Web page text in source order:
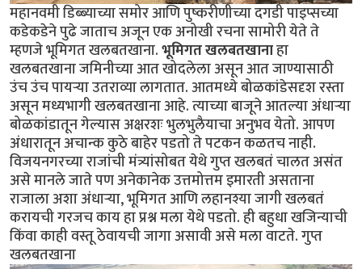
महानवमी डिब्ब्याच्या समोर आणि पुष्करीणीच्या दगडी पाइप्सच्या
कडेकडेने पुढे जाताच अजून एक अनोखी रचना सामोरी येते ते
म्हणजे भूमिगत खलबतखाना.भूमिगत खलबतखानाहा
खलबतखाना जमिनीच्या आत खोदलेला असून आत जाण्यासाठी
उंच उंच पायर्‍या उतराव्या लागतात. आतमध्ये बोळकांडेसदृश रस्ता
असून मध्यभागी खलबतखाना आहे. त्याच्या बाजूने आतल्या अंधार्‍या
बोळकांडातून गेल्यास अक्षरशः भुलभुलैयाचा अनुभव येतो. आपण
अंधारातून अचान्क कुठे बाहेर पडतो ते पटकन कळतच नाही.
विजयनगरच्या राजांची मंत्र्यांसोबत येथे गुप्त खलबतं चालत असंत
असे मानले जाते पण अनेकानेक उत्तमोत्तम इमारती असताना
राजाला अशा अंधार्‍या, भूमिगत आणि लहानश्या जागी खलबतं
करायची गरजच काय हा प्रश्न मला येथे पडतो. ही बहुधा खजिन्याची
किंवा काही वस्तू ठेवायची जागा असावी असे मला वाटते. गुप्त
खलबतखाना